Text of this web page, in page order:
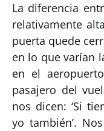
La diferencia
relativamente
puerta quede
en lo que varían
en el
pasajero del
nos dicen: ‘Si
yo también’.